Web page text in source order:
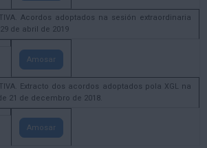
Acordos adoptados na sesión extraordinaria
de abril de 2019
Amosar
Extracto dos acordos adoptados pola XGL na
21 de decembro de 2018.
Amosar